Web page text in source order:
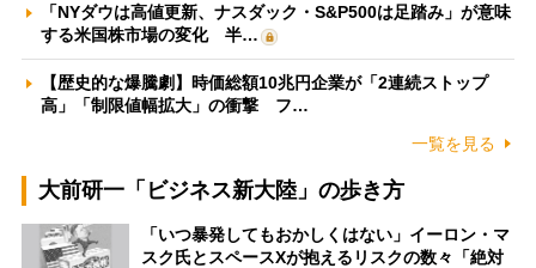
「NYダウは高値更新、ナスダック・S&P500は足踏み」が意味
する米国株市場の変化 半…
【歴史的な爆騰劇】時価総額10兆円企業が「2連続ストップ
高」「制限値幅拡大」の衝撃 フ…
一覧を見る
大前研一「ビジネス新大陸」の歩き方
「いつ暴発してもおかしくはない」イーロン・マ
スク氏とスペースXが抱えるリスクの数々「絶対